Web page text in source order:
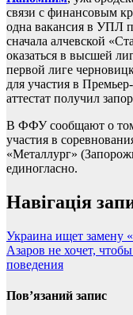
связи с финансовым
одна вакансия в УПЛ
сначала алчевской
оказаться в высшей
первой лиге
для участия в
аттестат получил
В ФФУ сообщают о том,
участия в
«Металлург»
единогласно.
Навігація
Украина ищет замену
Азаров не хочет,
поведения
Пов’язаний запис